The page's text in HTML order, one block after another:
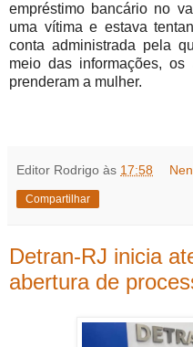
empréstimo bancário no
uma vítima e estava
conta administrada pela
meio das informações,
prenderam a mulher.
Editor Rodrigo às 17:58
Compartilhar
Detran-RJ inicia
abertura de